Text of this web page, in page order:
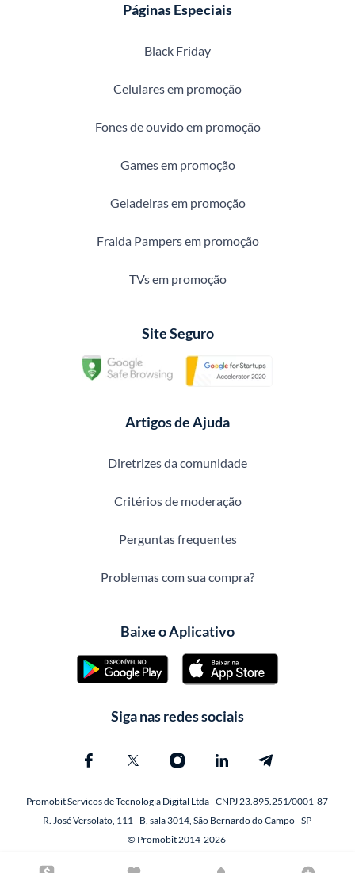
Páginas Especiais
Black Friday
Celulares em promoção
Fones de ouvido em promoção
Games em promoção
Geladeiras em promoção
Fralda Pampers em promoção
TVs em promoção
Site Seguro
Artigos de Ajuda
Diretrizes da comunidade
Critérios de moderação
Perguntas frequentes
Problemas com sua compra?
Baixe o Aplicativo
Siga nas redes sociais
Promobit Servicos de Tecnologia Digital Ltda - CNPJ 23.895.251/0001-87
R. José Versolato, 111 - B, sala 3014, São Bernardo do Campo - SP
© Promobit 2014-2026